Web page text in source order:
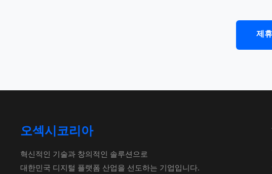
제
오섹시코리아
혁신적인 기술과 창의적인 솔루션으로
대한민국 디지털 플랫폼 산업을 선도하는 기업입니다.